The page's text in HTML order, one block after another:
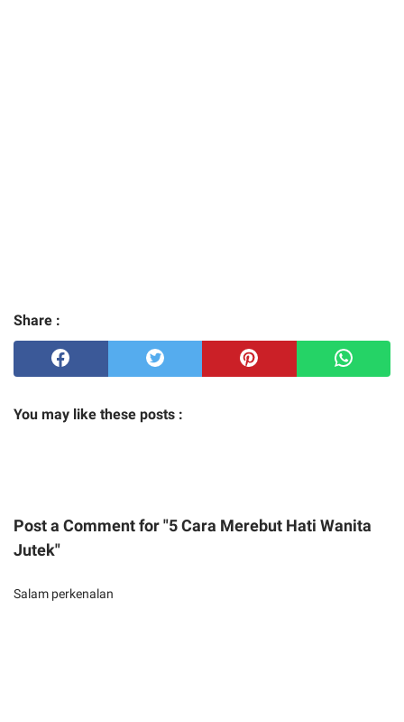
Share :
You may like these posts :
Post a Comment for "5 Cara Merebut Hati Wanita
Jutek"
Salam perkenalan